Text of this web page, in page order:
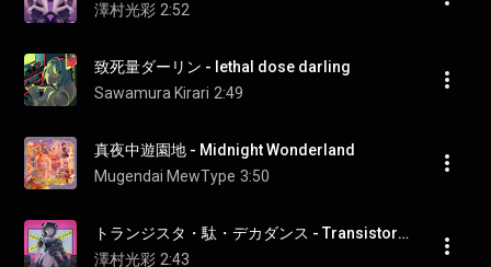
澤村光彩 2:52
致死量ダーリン - lethal dose darling
Sawamura Kirari 2:49
真夜中遊園地 - Midnight Wonderland
Mugendai MewType 3:50
トランジスタ・駄・デカダンス - Transistor Da Decadence
澤村光彩 2:43